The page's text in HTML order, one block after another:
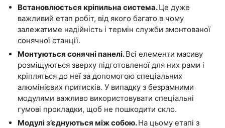
Встановлюється кріпильна система.Це дуже
важливий етап робіт, від якого багато в чому
залежатиме надійність і термін служби змонтованої
сонячної станції.
Монтуються сонячні панелі.Всі елементи масиву
розміщуються зверху підготовленої для них рами і
кріпляться до неї за допомогою спеціальних
алюмінієвих притисків. У випадку з безрамними
модулями важливо використовувати спеціальні
гумові прокладки, щоб не пошкодити скло.
Модулі з’єднуються між собою.На цьому етапі з